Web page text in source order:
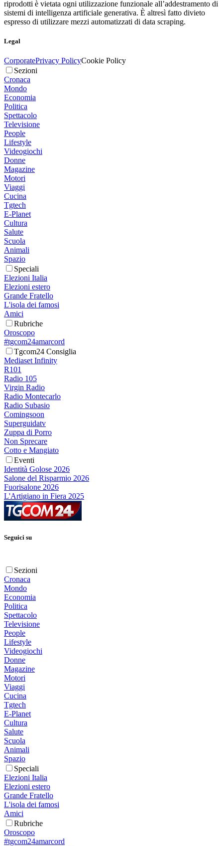
riprodotti è vietata ogni utilizzazione funzionale all’addestramento di
sistemi di intelligenza artificiale generativa. È altresì fatto divieto
espresso di utilizzare mezzi automatizzati di data scraping.
Legal
CorporatePrivacy PolicyCookie Policy
Sezioni
Cronaca
Mondo
Economia
Politica
Spettacolo
Televisione
People
Lifestyle
Videogiochi
Donne
Magazine
Motori
Viaggi
Cucina
Tgtech
E-Planet
Cultura
Salute
Scuola
Animali
Spazio
Speciali
Elezioni Italia
Elezioni estero
Grande Fratello
L'isola dei famosi
Amici
Rubriche
Oroscopo
#tgcom24amarcord
Tgcom24 Consiglia
Mediaset Infinity
R101
Radio 105
Virgin Radio
Radio Montecarlo
Radio Subasio
Comingsoon
Superguidatv
Zuppa di Porro
Non Sprecare
Cotto e Mangiato
Eventi
Identità Golose 2026
Salone del Risparmio 2026
Fuorisalone 2026
L'Artigiano in Fiera 2025
Seguici su
Sezioni
Cronaca
Mondo
Economia
Politica
Spettacolo
Televisione
People
Lifestyle
Videogiochi
Donne
Magazine
Motori
Viaggi
Cucina
Tgtech
E-Planet
Cultura
Salute
Scuola
Animali
Spazio
Speciali
Elezioni Italia
Elezioni estero
Grande Fratello
L'isola dei famosi
Amici
Rubriche
Oroscopo
#tgcom24amarcord